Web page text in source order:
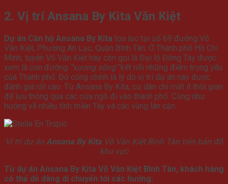
2. Vị trí Ansana By Kita Văn Kiệt
Dự án Căn hộ Ansana By Kita tọa lạc tại số 69 đường Võ
Văn Kiệt, Phường An Lạc, Quận Bình Tân. Ở Thành phố Hồ Chí
Minh, tuyến Võ Văn Kiệt hay còn gọi là Đại lộ Đông Tây được
xem là con đường “xương sống”kết nối những điểm trọng yếu
của Thành phố. Đó cũng chính là lý do vị trí dự án này được
đánh giá rất cao. Từ Ansana By Kita, cư dân chỉ mất ít thời gian
để lưu thông qua các cửa ngõ đi vào thành phố. Cũng như
hướng về nhiều tỉnh miền Tây và các vùng lân cận.
Vị trí dự án Ansana By Kita Võ Văn Kiệt Bình Tân trên bản đồ
khu vực
Từ dự án Ansana By Kita Võ Văn Kiệt Bình Tân, khách hàng
có thể dễ dàng di chuyển tới các hướng: